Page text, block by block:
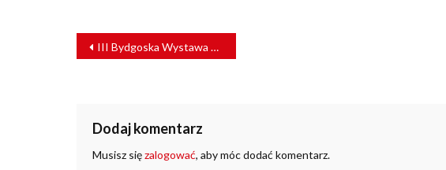
NAWIGACJA
WPISU
III Bydgoska Wystawa Makiet Modułowych
Dodaj komentarz
Musisz sięzalogować, aby móc dodać komentarz.